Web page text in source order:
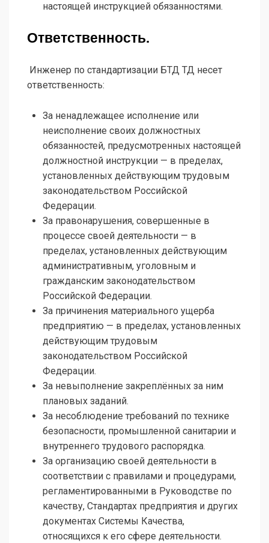
настоящей инструкцией обязанностями.
Ответственность.
Инженер по стандартизации БТД ТД несет
ответственность:
За ненадлежащее исполнение или
неисполнение своих должностных
обязанностей, предусмотренных настоящей
должностной инструкции — в пределах,
установленных действующим трудовым
законодательством Российской
Федерации.
За правонарушения, совершенные в
процессе своей деятельности — в
пределах, установленных действующим
административным, уголовным и
гражданским законодательством
Российской Федерации.
За причинения материального ущерба
предприятию — в пределах, установленных
действующим трудовым
законодательством Российской
Федерации.
За невыполнение закреплённых за ним
плановых заданий.
За несоблюдение требований по технике
безопасности, промышленной санитарии и
внутреннего трудового распорядка.
За организацию своей деятельности в
соответствии с правилами и процедурами,
регламентированными в Руководстве по
качеству, Стандартах предприятия и других
документах Системы Качества,
относящихся к его сфере деятельности.